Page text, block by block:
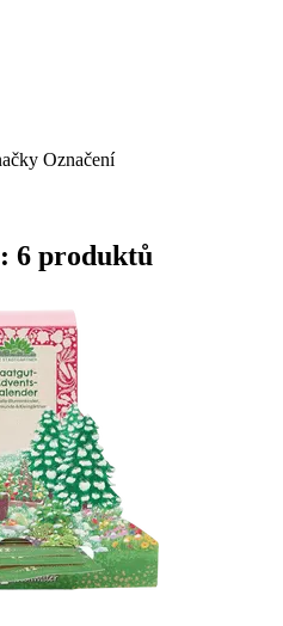
Označení
6 produktů